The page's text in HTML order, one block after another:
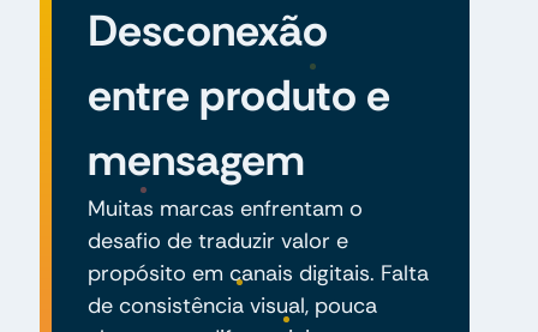
Desconexão
entre produto e
mensagem
Muitas marcas enfrentam o
desafio de traduzir valor e
propósito em canais digitais. Falta
de consistência visual, pouca